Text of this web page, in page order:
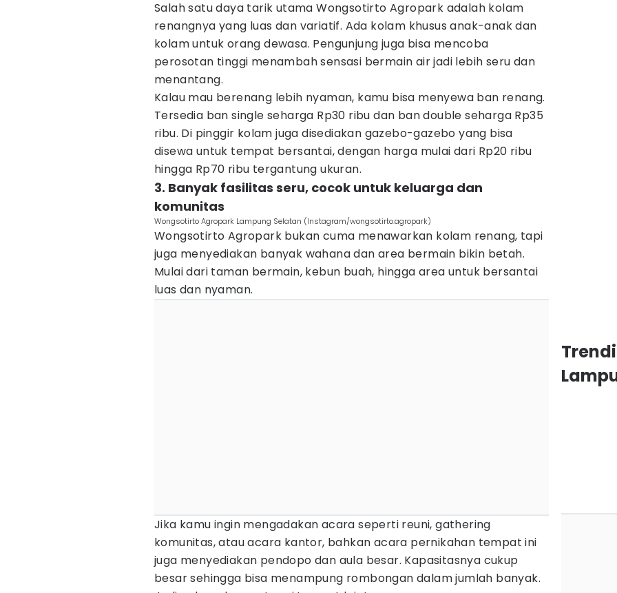
Salah satu daya tarik utama Wongsotirto Agropark adalah kolam
renangnya yang luas dan variatif. Ada kolam khusus anak-anak dan
kolam untuk orang dewasa. Pengunjung juga bisa mencoba
perosotan tinggi menambah sensasi bermain air jadi lebih seru dan
menantang.
Kalau mau berenang lebih nyaman, kamu bisa menyewa ban renang.
Tersedia ban single seharga Rp30 ribu dan ban double seharga Rp35
ribu. Di pinggir kolam juga disediakan gazebo-gazebo yang bisa
disewa untuk tempat bersantai, dengan harga mulai dari Rp20 ribu
hingga Rp70 ribu tergantung ukuran.
3. Banyak fasilitas seru, cocok untuk keluarga dan
komunitas
Wongsotirto Agropark Lampung Selatan (Instagram/wongsotirto.agropark)
Wongsotirto Agropark bukan cuma menawarkan kolam renang, tapi
juga menyediakan banyak wahana dan area bermain bikin betah.
Mulai dari taman bermain, kebun buah, hingga area untuk bersantai
luas dan nyaman.
Jika kamu ingin mengadakan acara seperti reuni, gathering
komunitas, atau acara kantor, bahkan acara pernikahan tempat ini
juga menyediakan pendopo dan aula besar. Kapasitasnya cukup
besar sehingga bisa menampung rombongan dalam jumlah banyak.